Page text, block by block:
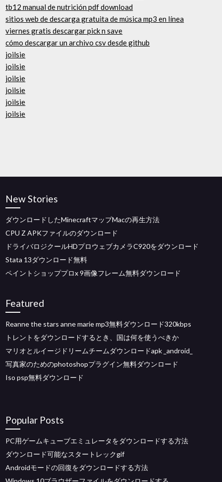
tb12 manual de nutrición pdf download
sitios web de descarga gratuita de música mp3 en línea
viernes gratis descargar pick n save
cómo descargar un archivo csv desde github
joilsie
joilsie
joilsie
joilsie
joilsie
joilsie
New Stories
ダウンロードしたMinecraftマップMacの再生方法
CPU Z APKファイルのダウンロード
ドライバロジクールHDプロウェブカメラC920をダウンロード
Stata 13ダウンロード無料
ペイントショッププロx 9画像フレーム無料ダウンロード
Featured
Reanne the stars anne marie mp3無料ダウンロード320kbps
トレントをダウンロードするとき、国は何を使うべきか
マリオとルイージドリームチームダウンロードapk _android_
写真家のためのphotoshopプラグイン無料ダウンロード
Iso psp無料ダウンロード
Popular Posts
PC用ゲームキューブエミュレータをダウンロードする方法
ダウンロード可能なスタートレックgif
Androidモードの回復をダウンロードする方法